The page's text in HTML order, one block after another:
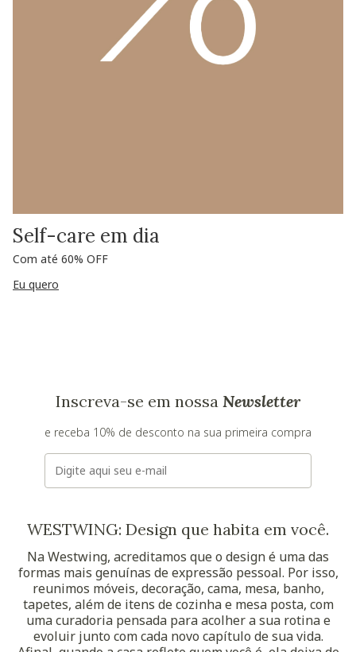
Self-care em dia
Com até 60% OFF
Eu quero
Inscreva-se em nossa Newsletter
e receba 10% de desconto na sua primeira compra
E-mail
WESTWING: Design que habita em você.
Na Westwing, acreditamos que o design é uma das
formas mais genuínas de expressão pessoal. Por isso,
reunimos móveis, decoração, cama, mesa, banho,
tapetes, além de itens de cozinha e mesa posta, com
uma curadoria pensada para acolher a sua rotina e
evoluir junto com cada novo capítulo de sua vida.